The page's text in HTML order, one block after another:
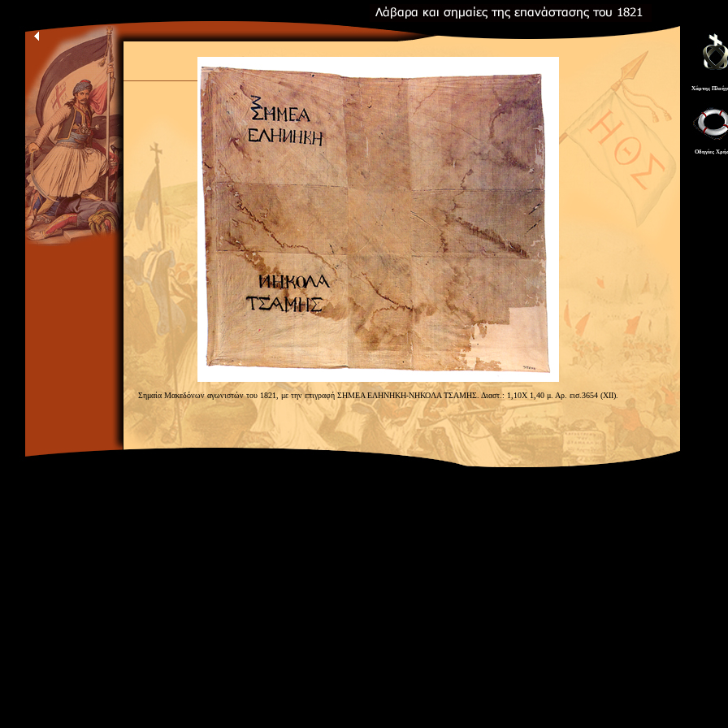
Χάρτης
Οδηγίες
Σημαία Μακεδόνων αγωνιστών του 1821, με την επιγραφή ΣΗΜΕΑ ΕΛΗΝΗΚΗ-ΝΗΚΟΛΑ ΤΣΑΜΗΣ. Διαστ.: 1,10Χ 1,40 μ. Αρ. εισ.3654 (ΧΙΙ).